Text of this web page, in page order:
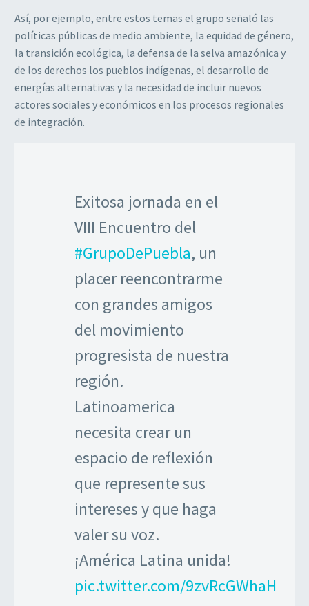
Así, por ejemplo, entre estos temas el grupo señaló las
políticas públicas de medio ambiente, la equidad de género,
la transición ecológica, la defensa de la selva amazónica y
de los derechos los pueblos indígenas, el desarrollo de
energías alternativas y la necesidad de incluir nuevos
actores sociales y económicos en los procesos regionales
de integración.
Exitosa jornada en el
VIII Encuentro del
#GrupoDePuebla, un
placer reencontrarme
con grandes amigos
del movimiento
progresista de nuestra
región.
Latinoamerica
necesita crear un
espacio de reflexión
que represente sus
intereses y que haga
valer su voz.
¡América Latina unida!
pic.twitter.com/9zvRcGWhaH